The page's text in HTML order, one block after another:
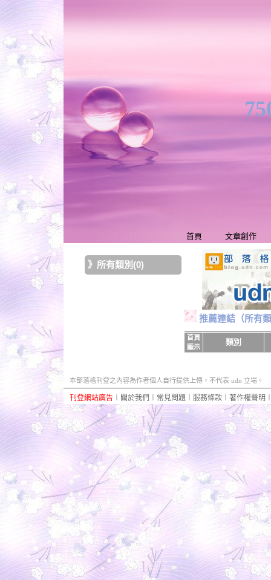
首頁 文章創作
》 所有類別(0)
推薦連結 （所有
首頁
顯示
類別
本部落格刊登之內容為作者個人自行提供上傳，不代表 udn 立場。
刊登網站廣告 關於我們 常見問題 服務條款 著作權聲明